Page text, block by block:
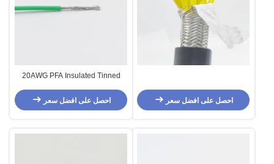
احصل على افضل سعر
20AWG PFA Insulated Tinned
احصل على افضل سعر